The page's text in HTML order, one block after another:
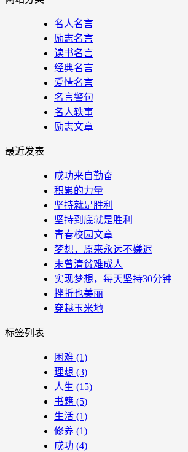
名人名言
励志名言
读书名言
经典名言
爱情名言
名言警句
名人轶事
励志文章
最近发表
成功来自勤奋
积累的力量
坚持就是胜利
坚持到底就是胜利
青春校园文章
梦想，原来永远不嫌迟
未曾清贫难成人
实现梦想，每天坚持30分钟
挫折也美丽
穿越玉米地
标签列表
困难 (1)
理想 (3)
人生 (15)
书籍 (5)
生活 (1)
修养 (1)
成功 (4)